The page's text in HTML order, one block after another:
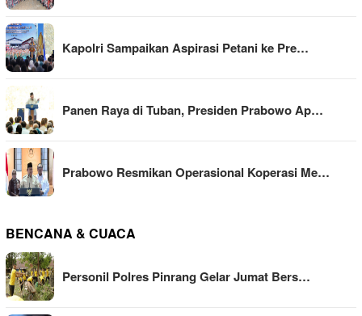
Kapolri Sampaikan Aspirasi Petani ke Pre…
Panen Raya di Tuban, Presiden Prabowo Ap…
Prabowo Resmikan Operasional Koperasi Me…
BENCANA & CUACA
Personil Polres Pinrang Gelar Jumat Bers…